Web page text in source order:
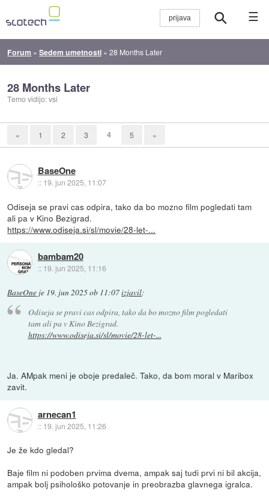
☰
Forum »Sedem umetnosti »28 Months Later
28 Months Later
Temo vidijo: vsi
« 1 2 3 4 5 »
BaseOne
:: 19. jun 2025, 11:07
Odiseja se pravi cas odpira, tako da bo mozno film pogledati tam
ali pa v Kino Bezigrad.
https://www.odiseja.si/sl/movie/28-let-...
bambam20
:: 19. jun 2025, 11:16
BaseOne je 19. jun 2025 ob 11:07izjavil:
Odiseja se pravi cas odpira, tako da bo mozno film pogledati
tam ali pa v Kino Bezigrad.
https://www.odiseja.si/sl/movie/28-let-...
Ja. AMpak meni je oboje predaleč. Tako, da bom moral v Maribox
zavit.
arnecan1
:: 19. jun 2025, 11:26
Je že kdo gledal?
Baje film ni podoben prvima dvema, ampak saj tudi prvi ni bil akcija,
ampak bolj psihološko potovanje in preobrazba glavnega igralca.